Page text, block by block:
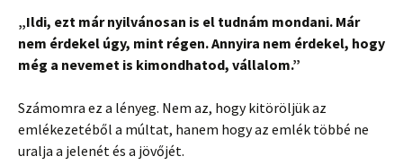
„Ildi, ezt már nyilvánosan is el tudnám mondani. Már
nem érdekel úgy, mint régen. Annyira nem érdekel, hogy
még a nevemet is kimondhatod, vállalom.”
Számomra ez a lényeg. Nem az, hogy kitöröljük az
emlékezetéből a múltat, hanem hogy az emlék többé ne
uralja a jelenét és a jövőjét.